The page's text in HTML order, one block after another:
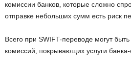
комиссии банков, которые сложно
отправке небольших сумм есть риск
Всего при SWIFT-переводе могут
комиссий, покрывающих услуги